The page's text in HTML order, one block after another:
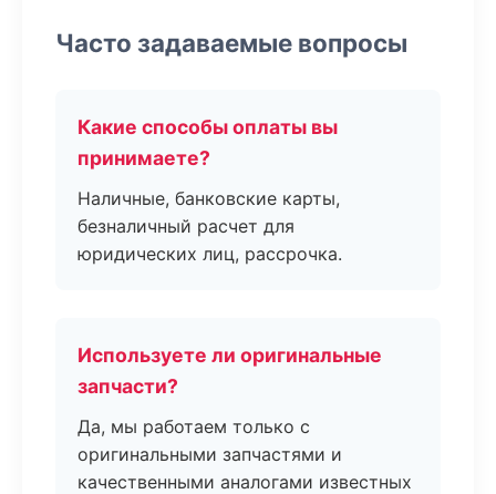
Часто задаваемые вопросы
Какие способы оплаты вы
принимаете?
Наличные, банковские карты,
безналичный расчет для
юридических лиц, рассрочка.
Используете ли оригинальные
запчасти?
Да, мы работаем только с
оригинальными запчастями и
качественными аналогами известных